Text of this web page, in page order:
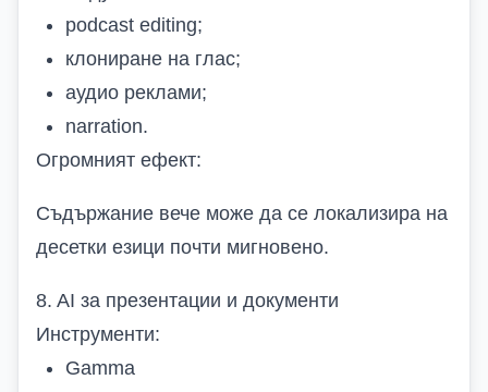
podcast editing;
клониране на глас;
аудио реклами;
narration.
Огромният ефект:
Съдържание вече може да се локализира на
десетки езици почти мигновено.
8. AI за презентации и документи
Инструменти:
Gamma